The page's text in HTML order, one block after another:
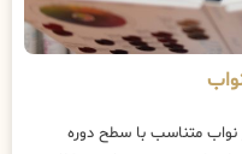
نواب متناسب با سطح دوره